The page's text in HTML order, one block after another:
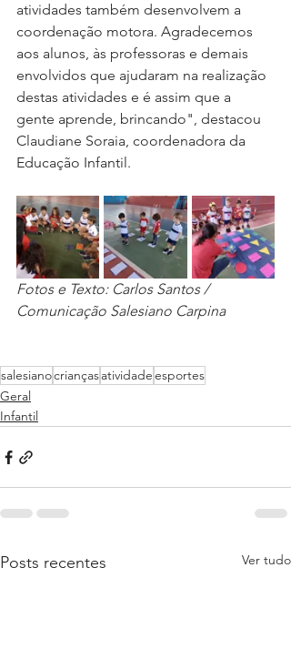
atividades também desenvolvem a
coordenação motora. Agradecemos
aos alunos, às professoras e demais
envolvidos que ajudaram na realização
destas atividades e é assim que a
gente aprende, brincando", destacou
Claudiane Soraia, coordenadora da
Educação Infantil.
Fotos e Texto: Carlos Santos /
Comunicação Salesiano Carpina
salesianocriançasatividadeesportes
Geral
Infantil
Posts recentes Ver tudo